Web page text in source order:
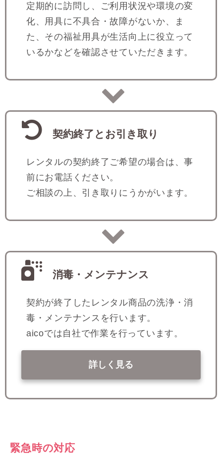
定期的に訪問し、ご利用状況や環境の変
化、用具に不具合・故障がないか、ま
た、その福祉用具が生活向上に役立って
いるかなどを確認させていただきます。
契約終了とお引き取り
レンタルの契約終了ご希望の場合は、事
前にお電話ください。
ご相談の上、引き取りにうかがいます。
消毒・メンテナンス
契約が終了したレンタル商品の洗浄・消
毒・メンテナンスを行います。
aicoでは自社で作業を行っています。
詳しく見る
緊急時の対応